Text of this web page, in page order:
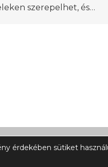
szerepelhet, és…
érdekében sütiket